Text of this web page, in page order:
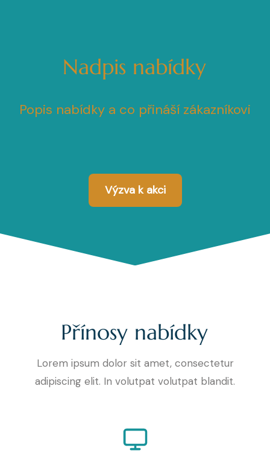
Nadpis nabídky
Popis nabídky a co přináší zákazníkovi
Výzva k akci
Přínosy nabídky
Lorem ipsum dolor sit amet, consectetur
adipiscing elit. In volutpat volutpat blandit.